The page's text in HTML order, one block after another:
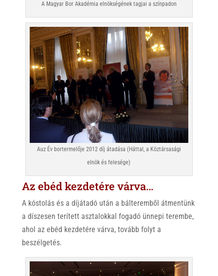
A Magyar Bor Akadémia elnökségének tagjai a színpadon
Auz Év bortermelője 2012 díj átadása (Háttal, a Köztársasági
elnök és felesége)
Az ebéd kezdetére várva…
A kóstolás és a díjátadó után a bálteremből átmentünk
a díszesen terített asztalokkal fogadó ünnepi terembe,
ahol az ebéd kezdetére várva, tovább folyt a
beszélgetés.